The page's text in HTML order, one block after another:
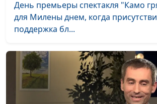
Нелегкий выбор Антон Бойков
В церковь - ради Бога
Бог спас наши жизни Антон Бойков
Желайте людям добра Андрей
Покупка земли для
Андрей
День премьеры спектакля "Камо
для Милены днем, когда
поддержка бл...